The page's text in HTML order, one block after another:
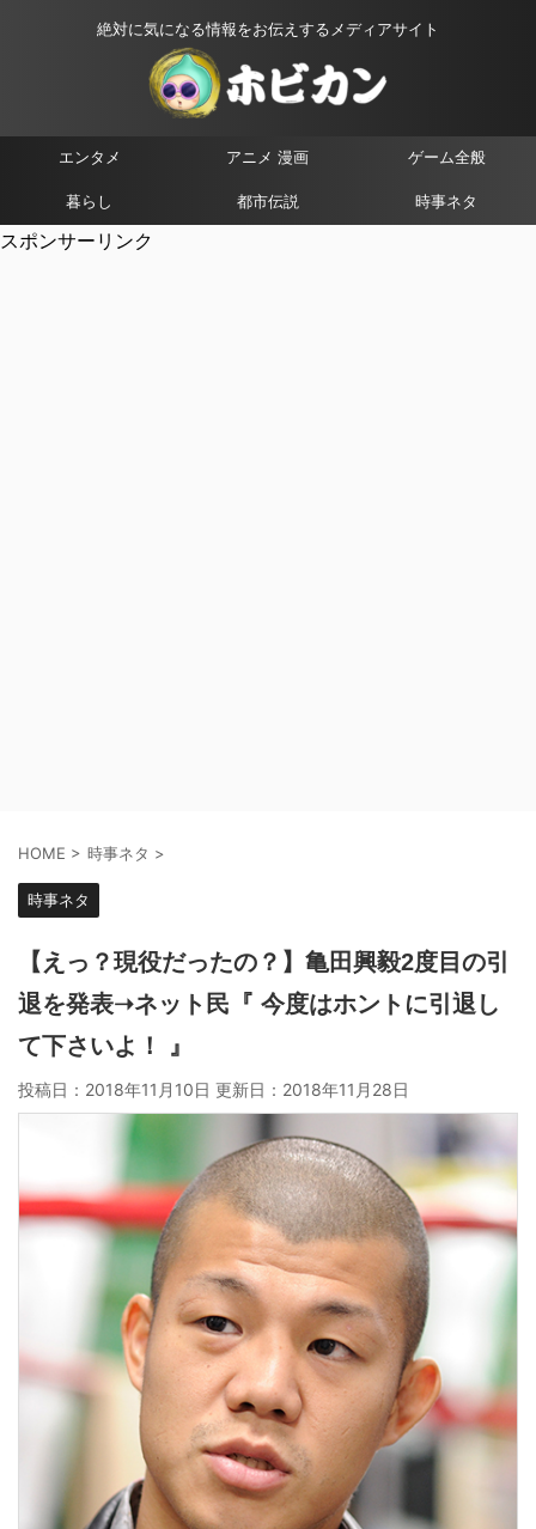
絶対に気になる情報をお伝えするメディアサイト
エンタメ アニメ 漫画 ゲーム全般
暮らし 都市伝説 時事ネタ
スポンサーリンク
HOME > 時事ネタ >
時事ネタ
【えっ？現役だったの？】亀田興毅2度目の引
退を発表➝ネット民『 今度はホントに引退し
て下さいよ！ 』
投稿日：2018年11月10日 更新日： 2018年11月28日